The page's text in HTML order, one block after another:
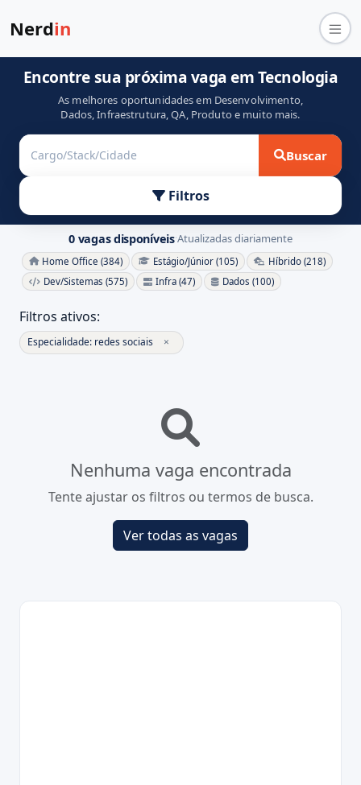
Nerdin
Encontre sua próxima vaga em Tecnologia
As melhores oportunidades em Desenvolvimento,
Dados, Infraestrutura, QA, Produto e muito mais.
Buscar
Filtros
0 vagas disponíveis·Atualizadas diariamente
Home Office (384) Estágio/Júnior (105)
Híbrido (218)
Dev/Sistemas (575)
Infra (47) Dados (100)
Filtros ativos:
Especialidade: redes sociais ×
Nenhuma vaga encontrada
Tente ajustar os filtros ou termos de busca.
Ver todas as vagas